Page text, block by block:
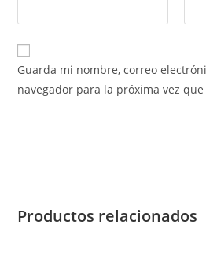
Guarda mi nombre, correo
navegador para la próxima vez
Productos relacionados